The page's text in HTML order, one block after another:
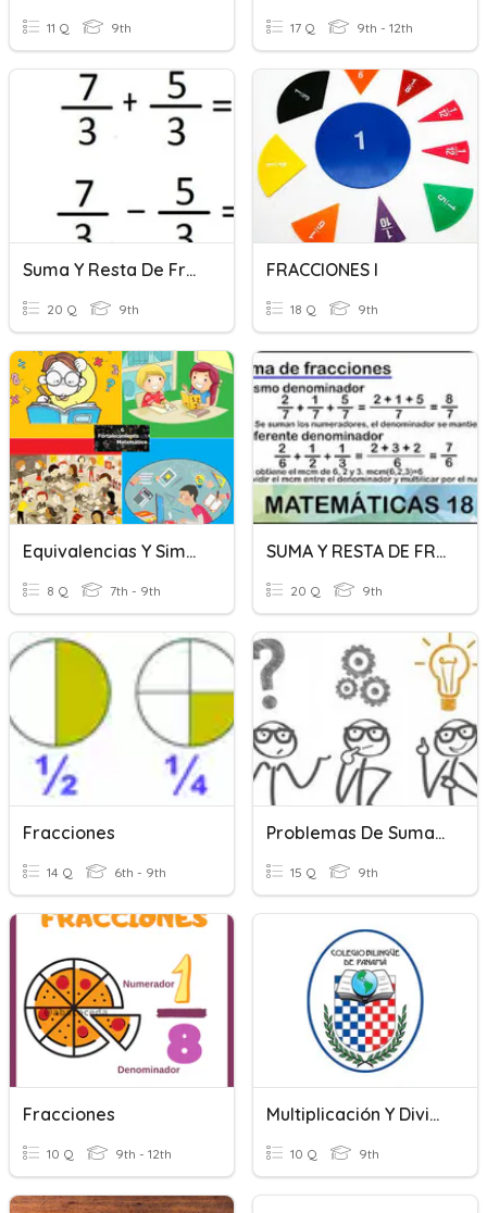
11 Q 9th 17 Q 9th - 12th
Suma Y Resta De Fracciones Con Mismo Denominador
20 Q 9th
FRACCIONES I
18 Q 9th
Equivalencias Y Simplificar Fracciones
8 Q 7th - 9th
SUMA Y RESTA DE FRACCIONES
20 Q 9th
Fracciones
14 Q 6th - 9th
Problemas De Suma Y Resta De Fracciones
15 Q 9th
Fracciones
10 Q 9th - 12th
Multiplicación Y División De Fracciones Algebraicas
10 Q 9th